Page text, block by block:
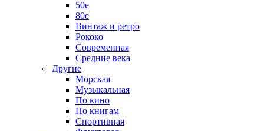
50е
80е
Винтаж и ретро
Рококо
Современная
Средние века
Другие
Морская
Музыкальная
По кино
По книгам
Спортивная